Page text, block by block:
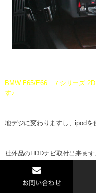
BMW E65/E66 ７シリーズ
す♪
地デジに変わりますし、ipod
社外品のHDDナビ取付出来ます
弊社で、BMWオーナー様から